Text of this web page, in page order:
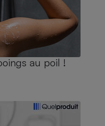
au poil !